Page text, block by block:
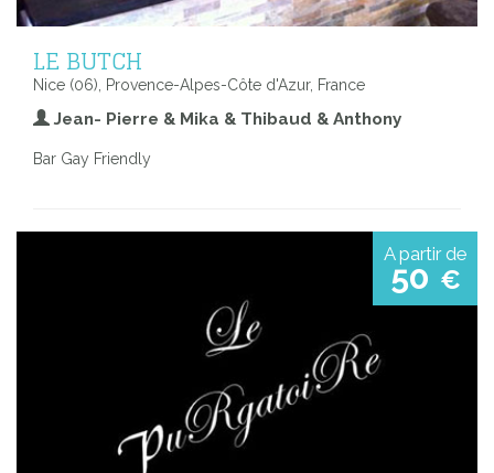
LE BUTCH
Nice (06), Provence-Alpes-Côte d'Azur, France
Jean- Pierre & Mika & Thibaud & Anthony
Bar Gay Friendly
A partir de
50 €